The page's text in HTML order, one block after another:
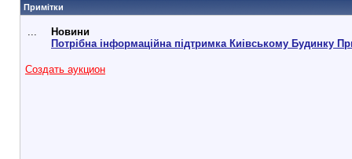
Примітки
...
Новини
Потрібна інформаційна підтримка Киівському Будинку
Создать аукцион